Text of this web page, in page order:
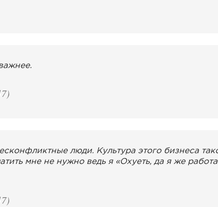
люди. Культура этого бизнеса
мне не нужно ведь я «Охуеть, да я же